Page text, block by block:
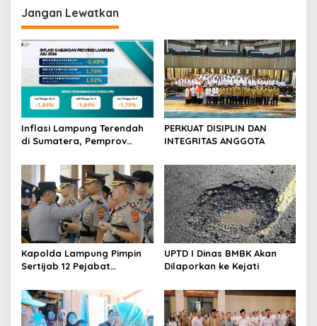
s
i
p
o
s
Jangan Lewatkan
Inflasi Lampung Terendah
di Sumatera, Pemprov
Distribusi Pangan
PERKUAT DISIPLIN DAN
INTEGRITAS ANGGOTA
Kapolda Lampung Pimpin
Sertijab 12 Pejabat
Organisasi dan Pelayanan
Polri Presisi
UPTD I Dinas BMBK Akan
Dilaporkan ke Kejati